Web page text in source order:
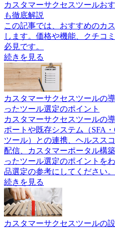
カスタマーサクセスツールお
も徹底解説
この記事では、おすすめのカ
します。価格や機能、クチコ
必見です。
続きを見る
カスタマーサクセスツールの
ったツール選定のポイント
カスタマーサクセスツールの
ポートや既存システム（SFA
ツール）との連携、ヘルスス
配信、カスタマーポータル構
ったツール選定のポイントを
品選定の参考にしてください。
続きを見る
カスタマーサクセスツールの